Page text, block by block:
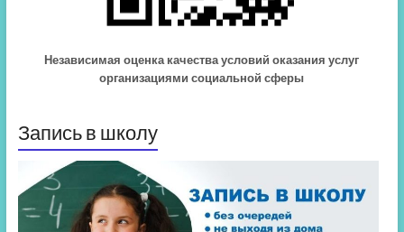
Независимая оценка качества условий оказания услуг
организациями социальной сферы
Запись в школу